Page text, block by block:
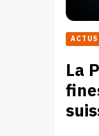
ACTUS
La